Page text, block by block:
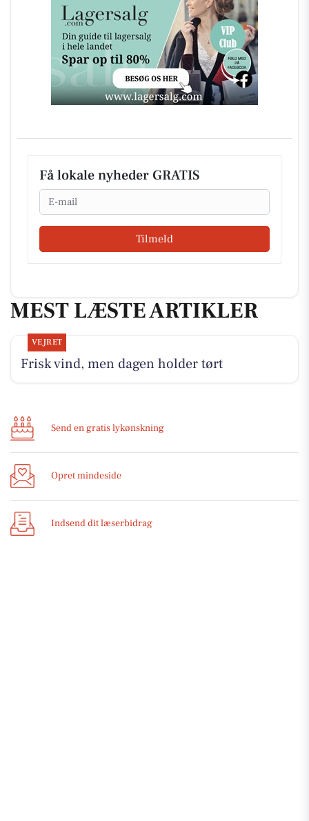
Få lokale nyheder GRATIS
Email
Tilmeld
MEST LÆSTE ARTIKLER
VEJRET
Frisk vind, men dagen holder tørt
Send en gratis lykønskning
Opret mindeside
Indsend dit læserbidrag